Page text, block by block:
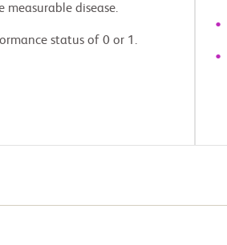
measurable disease.
status of 0 or 1.